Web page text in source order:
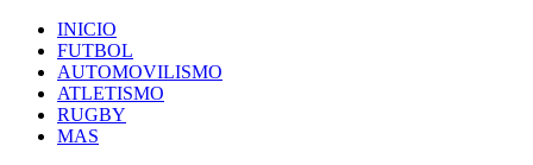
INICIO
FUTBOL
AUTOMOVILISMO
ATLETISMO
RUGBY
MAS